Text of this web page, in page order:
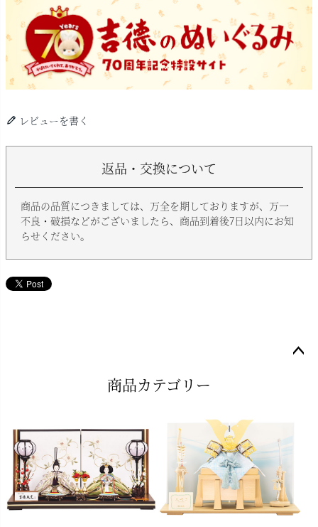
レビューを書く
返品・交換について
商品の品質につきましては、万全を期しておりますが、万一
不良・破損などがございましたら、商品到着後7日以内にお知
らせください。
商品カテゴリー